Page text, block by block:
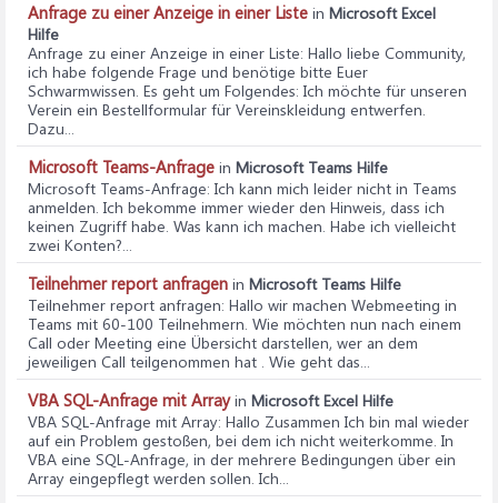
Anfrage zu einer Anzeige in einer Liste in Microsoft Excel
Hilfe
Anfrage zu einer Anzeige in einer Liste: Hallo liebe Community,
ich habe folgende Frage und benötige bitte Euer
Schwarmwissen. Es geht um Folgendes: Ich möchte für unseren
Verein ein Bestellformular für Vereinskleidung entwerfen.
Dazu...
Microsoft Teams-Anfrage in Microsoft Teams Hilfe
Microsoft Teams-Anfrage: Ich kann mich leider nicht in Teams
anmelden. Ich bekomme immer wieder den Hinweis, dass ich
keinen Zugriff habe. Was kann ich machen. Habe ich vielleicht
zwei Konten?...
Teilnehmer report anfragen in Microsoft Teams Hilfe
Teilnehmer report anfragen: Hallo wir machen Webmeeting in
Teams mit 60-100 Teilnehmern. Wie möchten nun nach einem
Call oder Meeting eine Übersicht darstellen, wer an dem
jeweiligen Call teilgenommen hat . Wie geht das...
VBA SQL-Anfrage mit Arrayin Microsoft Excel Hilfe
VBA SQL-Anfrage mit Array: Hallo Zusammen Ich bin mal wieder
auf ein Problem gestoßen, bei dem ich nicht weiterkomme. In
VBA eine SQL-Anfrage, in der mehrere Bedingungen über ein
Array eingepflegt werden sollen. Ich...